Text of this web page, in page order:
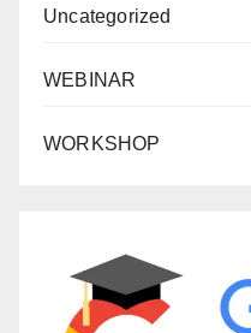
Uncategorized
WEBINAR
WORKSHOP